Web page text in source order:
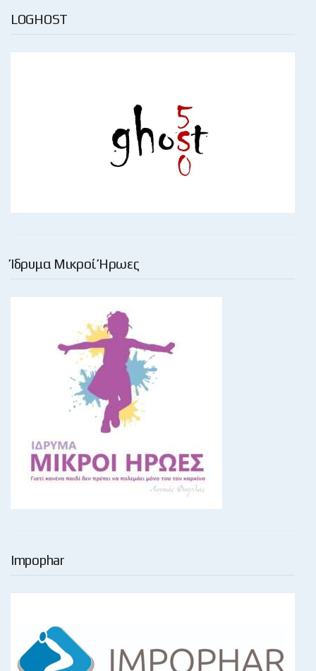
LOGHOST
Ίδρυμα Μικροί Ήρωες
Impophar